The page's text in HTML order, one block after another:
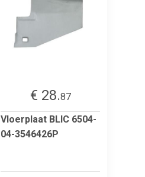
€ 28.87
Vloerplaat BLIC 6504-
04-3546426P